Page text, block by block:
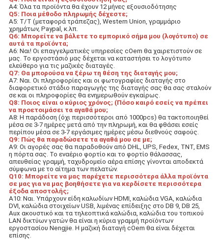
A4: Όλα τα προϊόντα θα έχουν 12 μήνες εξουσιοδότησης
Q5: Ποια μέθοδο πληρωμής δέχεστε;
A5: T/T (μεταφορά τράπεζας), Western Union, γραμμάριο
χρημάτων, Paypal, κ.λπ.
Q6: Μπορείτε να βάλετε το εμπορικό σήμα μου (λογότυπο) σε
αυτά τα προϊόντα;
A6: Ναι! Οι επαγγελματικές υπηρεσίες cOem θα χαιρετιστούν σε
μας. Το εργοστάσιό μας δέχεται να καταστήσει το λογότυπο
ελεύθερο για τις μαζικές διαταγές.
Q7: Θα μπορούσα να ξέρω τη θέση της διαταγής μου;
A7: Ναι. Οι πληροφορίες και οι φωτογραφίες διαταγής στο
διαφορετικό στάδιο παραγωγής της διαταγής σας θα σας σταλούν
σε και οι πληροφορίες θα ενημερωθούν εγκαίρως.
Q8: Ποιος είναι ο κύριος χρόνος; (Πόσο καιρό εσείς να πρέπει
να προετοιμάσει τα αγαθά μου;
A8: Η παράδοση (όχι περισσότεροι από 1000pcs) θα τακτοποιηθεί
μέσα σε 3-7 ημέρες μετά από την πληρωμή, και θα φθάσει εσείς
περίπου μέσα σε 3-7 εργάσιμες ημέρες μέσω διεθνούς σαφούς.
Q9: Πώς θα παραδώσετε τα αγαθά μου σε με;
A9: Οι αγορές σας θα παραδοθούν από DHL, UPS, Fedex, TNT, EMS
η πόρτα σας. Το εναέριο φορτίο και το φορτίο θάλασσας,
απευθείας γραμμή, ταχυδρομείο αέρα επίσης γίνονται αποδεκτά
σύμφωνα με το αίτημα των πελατών.
Q10: Μπορείτε να μας παρέχετε περισσότερα άλλα προϊόντα
σε μας για να μας βοηθήσετε για να κερδίσετε περισσότερα
έξοδα αποστολής;
A10: Ναι. Υπάρχουν είδη καλωδίων HDMI, καλώδια VGA, καλώδια
DVI, καλώδια στοιχείων USB, λιμένας επίδειξης στο DB 9, DB 25,
Aux ακουστικό και τα τηλεοπτικά καλώδια, καλώδια του τοπικού
LAN δικτύων γατών θα είναι η κύρια γραμμή προϊόντων
εργοστασίου Nengjie. Η μαζική διαταγή cOem θα είναι δέχεται
επίσης.